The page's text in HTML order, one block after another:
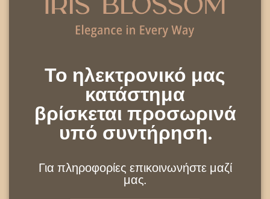
Το ηλεκτρονικό μας
κατάστημα
βρίσκεται προσωρινά
υπό συντήρηση.
Για πληροφορίες επικοινωνήστε μαζί
μας.